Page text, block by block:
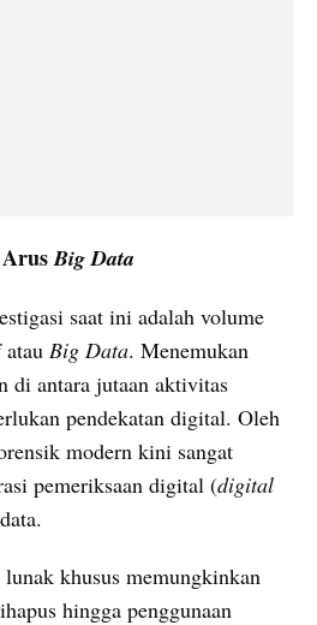
Arus Big Data
saat ini adalah volume
Big Data. Menemukan
di antara jutaan aktivitas
pendekatan digital. Oleh
modern kini sangat
pemeriksaan digital (digital
lunak khusus memungkinkan
hingga penggunaan